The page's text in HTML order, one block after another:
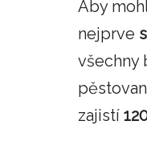
Aby
nejprve
všechny
zajistí